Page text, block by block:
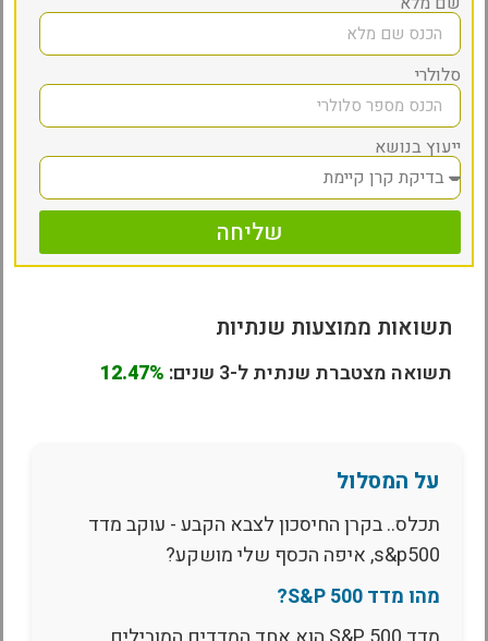
סלולרי
ייעוץ בנושא
שליחה
תשואות ממוצעות שנתיות
תשואה מצטברת שנתית ל-3 שנים: 12.47%
על המסלול
תכלס.. בקרן החיסכון לצבא הקבע - עוקב מדד
s&p500, איפה הכסף שלי מושקע?
מהו מדד S&P 500?